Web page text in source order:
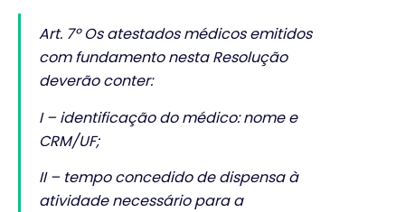
Art. 7º Os atestados médicos emitidos
com fundamento nesta Resolução
deverão conter:
I – identificação do médico: nome e
CRM/UF;
II – tempo concedido de dispensa à
atividade necessário para a